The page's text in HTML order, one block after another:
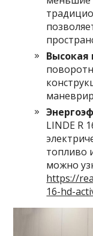
Высокая
LINDE R
топливо
можно
https://
16-hd-